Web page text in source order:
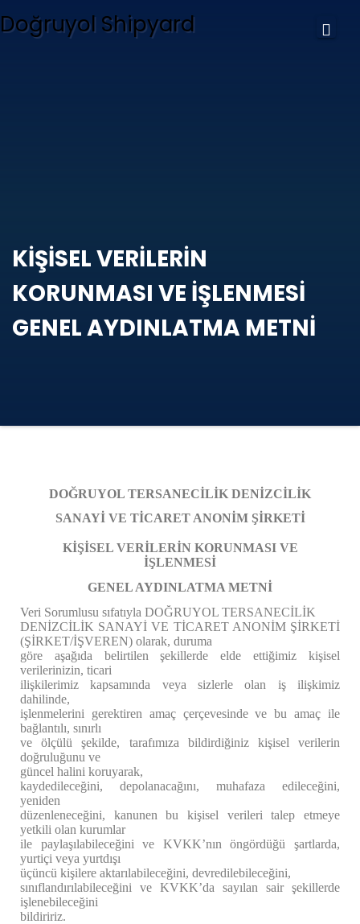
Doğruyol Shipyard
KİŞİSEL VERİLERİN
KORUNMASI VE İŞLENMESİ
GENEL AYDINLATMA METNİ
DOĞRUYOL TERSANECİLİK DENİZCİLİK
SANAYİ VE TİCARET ANONİM ŞİRKETİ
KİŞİSEL VERİLERİN KORUNMASI VE
İŞLENMESİ
GENEL AYDINLATMA METNİ
Veri Sorumlusu sıfatıyla DOĞRUYOL TERSANECİLİK
DENİZCİLİK SANAYİ VE TİCARET ANONİM ŞİRKETİ
(ŞİRKET/İŞVEREN) olarak, duruma
göre aşağıda belirtilen şekillerde elde ettiğimiz kişisel
verilerinizin, ticari
ilişkilerimiz kapsamında veya sizlerle olan iş ilişkimiz
dahilinde,
işlenmelerini gerektiren amaç çerçevesinde ve bu amaç ile
bağlantılı, sınırlı
ve ölçülü şekilde, tarafımıza bildirdiğiniz kişisel verilerin
doğruluğunu ve
güncel halini koruyarak,
kaydedileceğini, depolanacağını, muhafaza edileceğini,
yeniden
düzenleneceğini, kanunen bu kişisel verileri talep etmeye
yetkili olan kurumlar
ile paylaşılabileceğini ve KVKK’nın öngördüğü şartlarda,
yurtiçi veya yurtdışı
üçüncü kişilere aktarılabileceğini, devredilebileceğini,
sınıflandırılabileceğini ve KVKK’da sayılan sair şekillerde
işlenebileceğini
bildiririz.